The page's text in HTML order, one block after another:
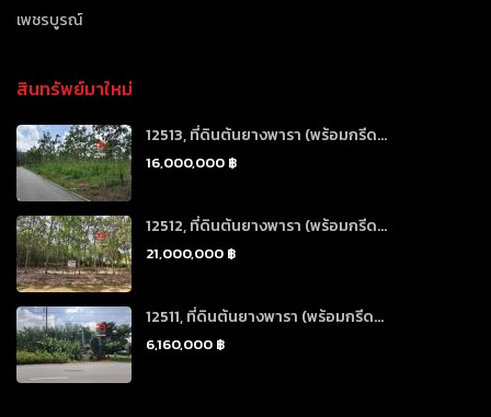
เพชรบูรณ์
สินทรัพย์มาใหม่
12513, ที่ดินต้นยางพารา (พร้อมกรีด...
16,000,000 ฿
12512, ที่ดินต้นยางพารา (พร้อมกรีด...
21,000,000 ฿
12511, ที่ดินต้นยางพารา (พร้อมกรีด...
6,160,000 ฿